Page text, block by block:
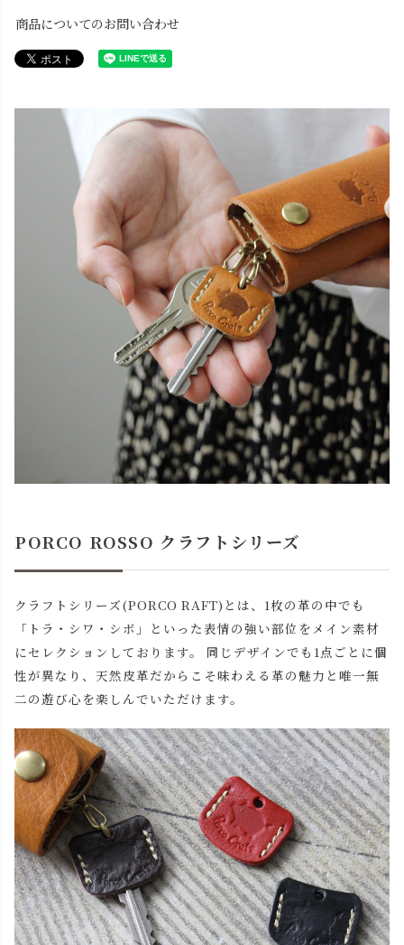
商品についてのお問い合わせ
PORCO ROSSO クラフトシリーズ
クラフトシリーズ(PORCO RAFT)とは、1枚の革の中でも
「トラ・シワ・シボ」といった表情の強い部位をメイン素材
にセレクションしております。 同じデザインでも1点ごとに個
性が異なり、天然皮革だからこそ味わえる革の魅力と唯一無
二の遊び心を楽しんでいただけます。